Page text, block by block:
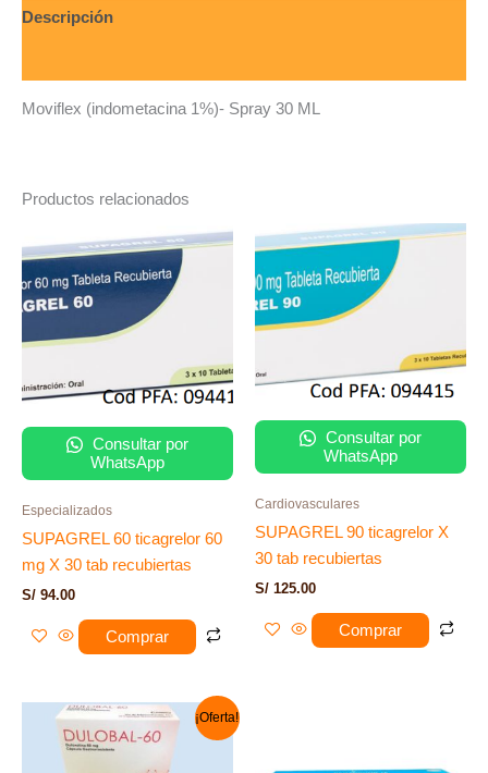
Descripción
Moviflex (indometacina 1%)- Spray 30 ML
Productos relacionados
Consultar por
WhatsApp
Especializados
SUPAGREL 60 ticagrelor 60
mg X 30 tab recubiertas
S/ 94.00
Comprar
Consultar por
WhatsApp
Cardiovasculares
SUPAGREL 90 ticagrelor X
30 tab recubiertas
S/ 125.00
Comprar
¡Oferta!
El
precio
original
El
precio
actual